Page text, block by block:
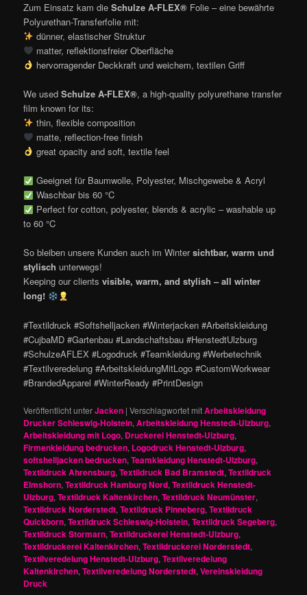
Zum Einsatz kam dieSchulze A-FLEX® Folie – eine bewährte
Polyurethan-Transferfolie mit:
dünner, elastischer Struktur
matter, reflektionsfreier Oberfläche
hervorragender Deckkraft und weichem, textilen Griff
We usedSchulze A-FLEX®, a high-quality polyurethane transfer
film known for its:
thin, flexible composition
matte, reflection-free finish
great opacity and soft, textile feel
Geeignet für Baumwolle, Polyester, Mischgewebe & Acryl
Waschbar bis 60 °C
Perfect for cotton, polyester, blends & acrylic – washable up
to 60 °C
So bleiben unsere Kunden auch im Wintersichtbar, warm und
stylisch unterwegs!
Keeping our clientsvisible, warm, and stylish – all winter
long!
#Textildruck #Softshelljacken #Winterjacken #Arbeitskleidung
#CujbaMD #Gartenbau #Landschaftsbau #HenstedtUlzburg
#SchulzeAFLEX #Logodruck #Teamkleidung #Werbetechnik
#Textilveredelung #ArbeitskleidungMitLogo #CustomWorkwear
#BrandedApparel #WinterReady #PrintDesign
Veröffentlicht unterJacken |Verschlagwortet mitArbeitskleidung
Drucker Schleswig-Holstein,Arbeitskleidung Henstedt-Ulzburg,
Arbeitskleidung mit Logo, Druckerei Henstedt-Ulzburg,
Firmenkleidung bedrucken, Logodruck Henstedt-Ulzburg,
softshelljacken bedrucken,Teamkleidung Henstedt-Ulzburg,
Textildruck Ahrensburg,Textildruck Bad Bramstedt,Textildruck
Elmshorn,Textildruck Hamburg Nord,Textildruck Henstedt-
Ulzburg,Textildruck Kaltenkirchen,Textildruck Neumünster,
Textildruck Norderstedt,Textildruck Pinneberg,Textildruck
Quickborn,Textildruck Schleswig-Holstein,Textildruck Segeberg,
Textildruck Stormarn,Textildruckerei Henstedt-Ulzburg,
Textildruckerei Kaltenkirchen,Textildruckerei Norderstedt,
Textilveredelung Henstedt-Ulzburg,Textilveredelung
Kaltenkirchen,Textilveredelung Norderstedt,Vereinskleidung
Druck